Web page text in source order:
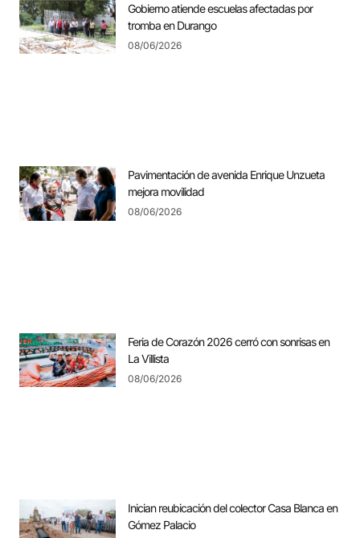
Gobierno atiende escuelas afectadas por
tromba en Durango
08/06/2026
Pavimentación de avenida Enrique Unzueta
mejora movilidad
08/06/2026
Feria de Corazón 2026 cerró con sonrisas en
La Villista
08/06/2026
Inician reubicación del colector Casa Blanca en
Gómez Palacio